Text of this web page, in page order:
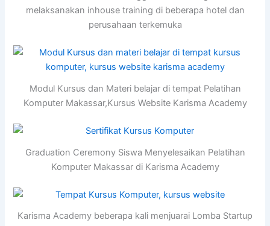
melaksanakan inhouse training di beberapa hotel dan
perusahaan terkemuka
Modul Kursus dan Materi belajar di tempat Pelatihan
Komputer Makassar,Kursus Website Karisma Academy
Graduation Ceremony Siswa Menyelesaikan Pelatihan
Komputer Makassar di Karisma Academy
Karisma Academy beberapa kali menjuarai Lomba Startup